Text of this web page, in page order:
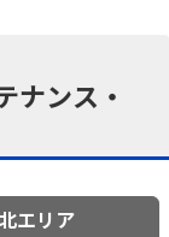
ナンス・
エリア